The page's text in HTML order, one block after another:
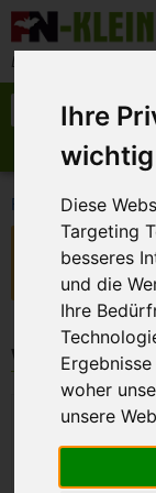
Ihre
wichtig
Diese
Targeting
besseres
und die
Ihre
woher
unsere
Zum Inhalt springen
Der beste Platz für
Suche nach:
FN-Kleinanzeigen>
Diese
Sie ist
Weitere